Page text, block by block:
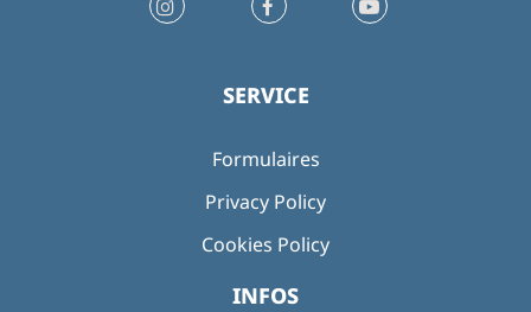
SERVICE
Formulaires
Privacy Policy
Cookies Policy
INFOS